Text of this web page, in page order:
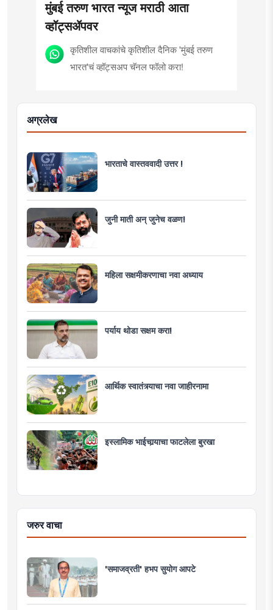
मुंबई तरुण भारत न्यूज मराठी आता
व्हॉट्सॲपवर
कृतिशील वाचकांचे कृतिशील दैनिक 'मुंबई तरुण
भारत'चं व्हॉट्सअप चॅनल फॉलो करा!
अग्रलेख
भारताचे वास्तववादी उत्तर !
जुनी माती अन् जुनेच वळण!
महिला सक्षमीकरणाचा नवा अध्याय
पर्याय थोडा सक्षम करा!
आर्थिक स्वातंत्र्याचा नवा जाहीरनामा
इस्लामिक भाईचार्‍याचा फाटलेला बुरखा
जरुर वाचा
'समाजव्रती' हभप सुयोग आपटे